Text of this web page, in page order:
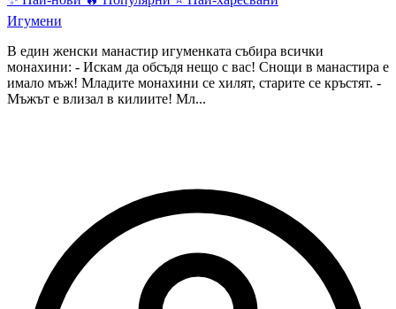
Игумени
В един женски манастир игуменката събира всички
монахини: - Искам да обсъдя нещо с вас! Снощи в манастира е
имало мъж! Младите монахини се хилят, старите се кръстят. -
Мъжът е влизал в килиите! Мл...